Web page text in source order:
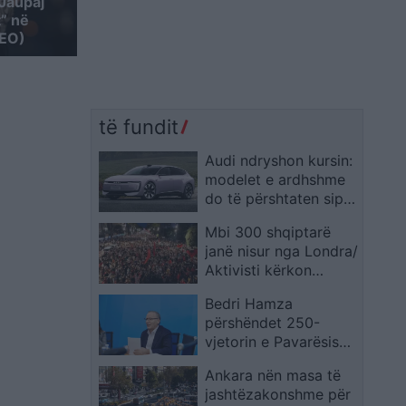
në
të fundit
Audi ndryshon kursin:
modelet e ardhshme
do të përshtaten sipas
Mbi 300 shqiptarë
janë nisur nga Londra/
Aktivisti kërkon
Për çdo gjë që ndodh
në protestë,
përgjegjësia i takon
ka përfunduar
Bedri Hamza
përshëndet 250-
vjetorin e Pavarësisë
aleancën dhe
mirënjohjen
Ankara nën masa të
jashtëzakonshme për